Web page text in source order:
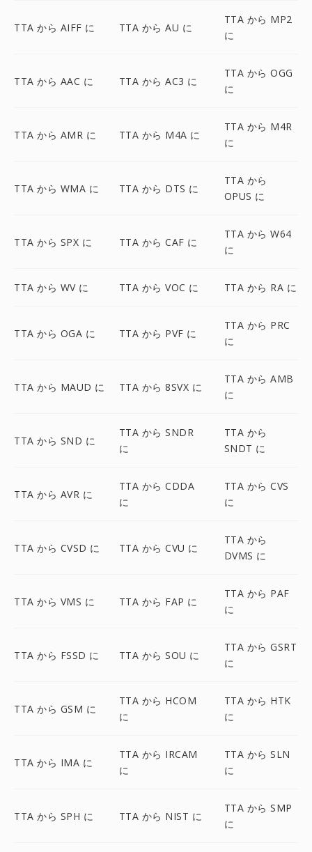
TTA から AIFF に TTA から AU に
TTA から MP2
に
TTA から AAC に TTA から AC3 に
TTA から OGG
に
TTA から AMR に TTA から M4A に
TTA から M4R
に
TTA から WMA に TTA から DTS に
TTA から
OPUS に
TTA から SPX に TTA から CAF に
TTA から W64
に
TTA から WV に TTA から VOC に TTA から RA に
TTA から OGA に TTA から PVF に
TTA から PRC
に
TTA から MAUD に TTA から 8SVX に
TTA から AMB
に
TTA から SND に
TTA から SNDR
に
TTA から
SNDT に
TTA から AVR に
TTA から CDDA
に
TTA から CVS
に
TTA から CVSD に TTA から CVU に
TTA から
DVMS に
TTA から VMS に TTA から FAP に
TTA から PAF
に
TTA から FSSD に TTA から SOU に
TTA から GSRT
に
TTA から GSM に
TTA から HCOM
に
TTA から HTK
に
TTA から IMA に
TTA から IRCAM
に
TTA から SLN
に
TTA から SPH に TTA から NIST に
TTA から SMP
に